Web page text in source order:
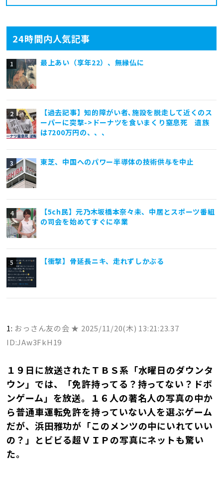
24時間内人気記事
最上あい（享年22）、無縁仏に
【過去記事】知的障がい者､施設を脱走して近くのス
ーパーに突撃->ドーナツを食いまくり窒息死 遺族
は7200万円の、、、
東芝、中国へのパワー半導体の技術供与を中止
【5ch民】元乃木坂橋本奈々未、中居とスポーツ番組
の司会を始めてすぐに卒業
【衝撃】骨延長ニキ、走れずしかぶる
1: おっさん友の会 ★ 2025/11/20(木) 13:21:23.37
ID:JAw3FkH19
１９日に放送されたＴＢＳ系「水曜日のダウンタ
ウン」では、「免許持ってる？持ってない？ドボ
ンゲーム」を放送。１６人の著名人の写真の中か
ら普通車運転免許を持っていない人を選ぶゲーム
だが、浜田雅功が「このメンツの中にいれていい
の？」とビビる超ＶＩＰの写真にネットも驚い
た。